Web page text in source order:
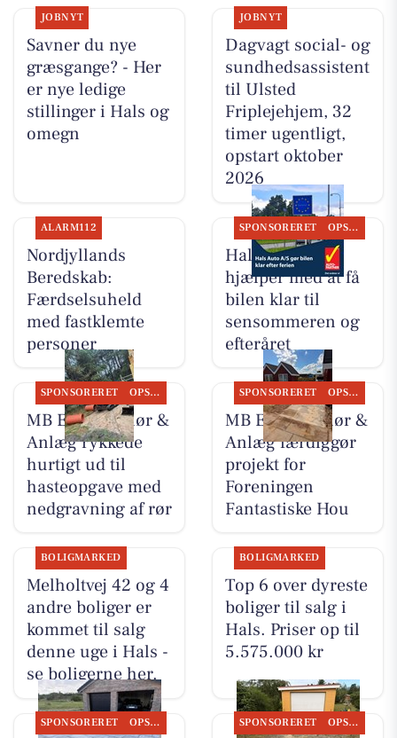
JOBNYT
Savner du nye
græsgange? - Her
er nye ledige
stillinger i Hals og
omegn
JOBNYT
Dagvagt social- og
sundhedsassistent
til Ulsted
Friplejehjem, 32
timer ugentligt,
opstart oktober
2026
ALARM112
Nordjyllands
Beredskab:
Færdselsuheld
med fastklemte
personer
SPONSORERET OPSLAGSTAVLEN
Hals Auto A/S
hjælper med at få
bilen klar til
sensommeren og
efteråret
SPONSORERET OPSLAGSTAVLEN
MB Entreprenør &
Anlæg rykkede
hurtigt ud til
hasteopgave med
nedgravning af rør
SPONSORERET OPSLAGSTAVLEN
MB Entreprenør &
Anlæg færdiggør
projekt for
Foreningen
Fantastiske Hou
BOLIGMARKED
Melholtvej 42 og 4
andre boliger er
kommet til salg
denne uge i Hals -
se boligerne her.
BOLIGMARKED
Top 6 over dyreste
boliger til salg i
Hals. Priser op til
5.575.000 kr
SPONSORERET OPSLAGSTAVLEN SPONSORERET OPSLAGSTAVLEN